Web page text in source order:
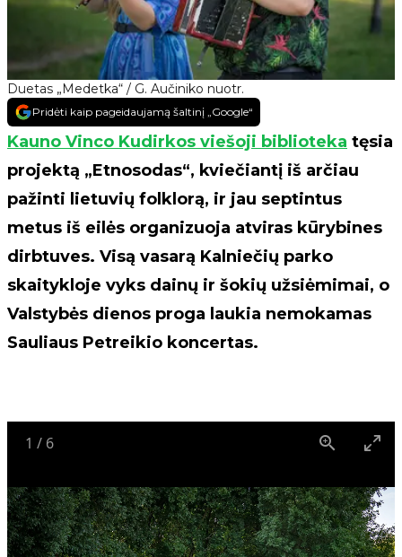
Duetas „Medetka“ / G. Aučiniko nuotr.
Pridėti kaip pageidaujamą šaltinį „Google“
Kauno Vinco Kudirkos viešoji biblioteka tęsia
projektą „Etnosodas“, kviečiantį iš arčiau
pažinti lietuvių folklorą, ir jau septintus
metus iš eilės organizuoja atviras kūrybines
dirbtuves. Visą vasarą Kalniečių parko
skaitykloje vyks dainų ir šokių užsiėmimai, o
Valstybės dienos proga laukia nemokamas
Sauliaus Petreikio koncertas.
1 / 6